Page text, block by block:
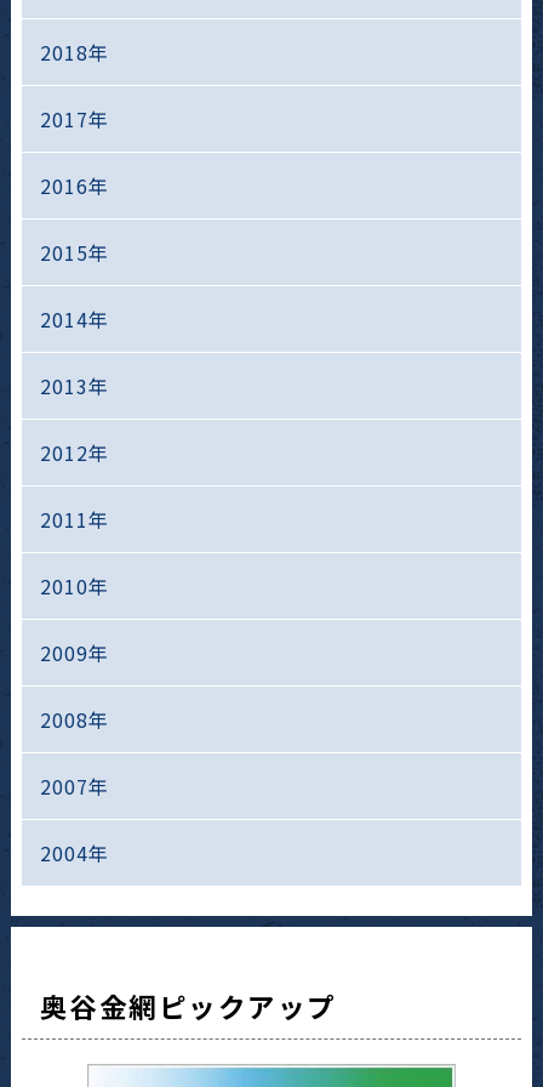
2018年
2017年
2016年
2015年
2014年
2013年
2012年
2011年
2010年
2009年
2008年
2007年
2004年
奥谷金網ピックアップ